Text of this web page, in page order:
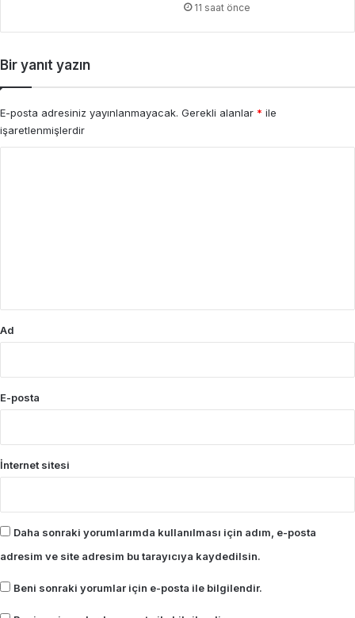
11 saat önce
Bir yanıt yazın
E-posta adresiniz yayınlanmayacak. Gerekli alanlar * ile
işaretlenmişlerdir
Ad
E-posta
İnternet sitesi
Daha sonraki yorumlarımda kullanılması için adım, e-posta
adresim ve site adresim bu tarayıcıya kaydedilsin.
Beni sonraki yorumlar için e-posta ile bilgilendir.